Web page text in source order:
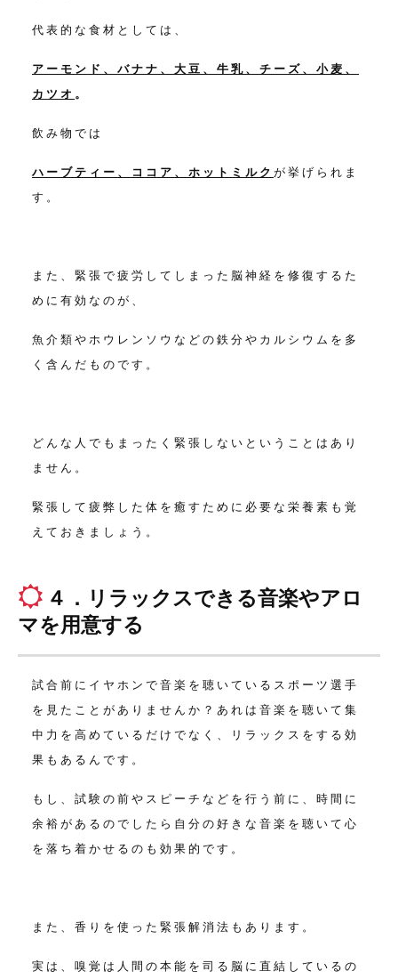
代表的な食材としては、
アーモンド、バナナ、大豆、牛乳、チーズ、小麦、
カツオ 。
飲み物では
ハーブティー、ココア、ホットミルク が挙げられま
す。
また、緊張で疲労してしまった脳神経を修復するた
めに有効なのが、
魚介類やホウレンソウなどの鉄分やカルシウムを多
く含んだものです。
どんな人でもまったく緊張しないということはあり
ません。
緊張して疲弊した体を癒すために必要な栄養素も覚
えておきましょう。
４．リラックスできる音楽やアロ
マを用意する
試合前にイヤホンで音楽を聴いているスポーツ選手
を見たことがありませんか？ あれは音楽を聴いて集
中力を高めているだけでなく、リラックスをする効
果もあるんです。
もし、試験の前やスピーチなどを行う前に、時間に
余裕があるのでしたら 自分の好きな音楽を聴いて心
を落ち着かせるのも効果的です。
また、香りを使った緊張解消法もあります。
実は、嗅覚は人間の本能を司る脳に直結しているの